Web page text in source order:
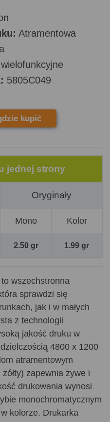
Atramentowa
5805C049
kupić
jednej strony
Oryginały
Mono Kolor
2.50 gr 1.99 gr
wszechstronna
sprawdzi się
jak i w małych
z technologii
jakość druku w
4800 x 1200
atramentowym
zapewnia żywe i
drukowania wynosi
monochromatycznym
kolorze. Drukarka